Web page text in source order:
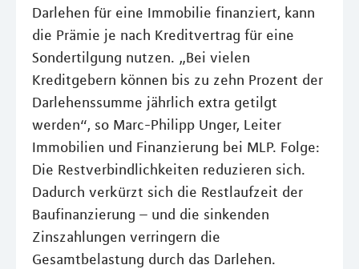
Darlehen für eine Immobilie finanziert, kann
die Prämie je nach Kreditvertrag für eine
Sondertilgung nutzen. „Bei vielen
Kreditgebern können bis zu zehn Prozent der
Darlehenssumme jährlich extra getilgt
werden“, so Marc-Philipp Unger, Leiter
Immobilien und Finanzierung bei MLP. Folge:
Die Restverbindlichkeiten reduzieren sich.
Dadurch verkürzt sich die Restlaufzeit der
Baufinanzierung – und die sinkenden
Zinszahlungen verringern die
Gesamtbelastung durch das Darlehen.